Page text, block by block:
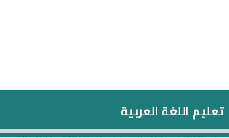
تعليم اللغة العربية